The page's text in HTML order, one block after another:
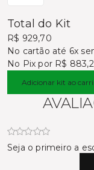
Total do Kit
R$ 929,70
No cartão até 6x
No Pix por R$
Adicionar kit ao
Seja o primeiro a